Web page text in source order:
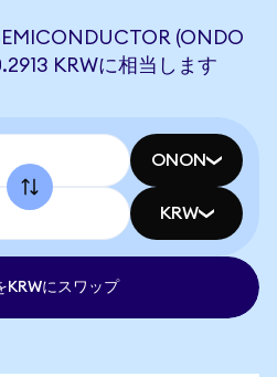
(ONDO
KRWに相当します
ONON
KRW
KRWにスワップ